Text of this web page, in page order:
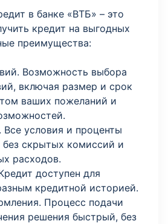
в банке «ВТБ» – это
кредит на выгодных
преимущества:
Возможность выбора
включая размер и срок
ваших пожеланий и
Все условия и проценты
без скрытых комиссий и
расходов.
доступен для
кредитной историей.
Процесс подачи
решения быстрый, без